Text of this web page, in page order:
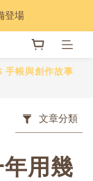
登場
登場
再享97折💰
手帳與創作故事
文章分類
用幾